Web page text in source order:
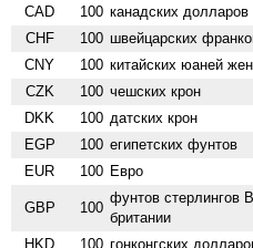
CAD 100 канадских долларов
CHF 100 швейцарских
CNY 100 китайских юаней
CZK 100 чешских крон
DKK 100 датских крон
EGP 100 египетских фунтов
EUR 100 Евро
GBP 100
фунтов стерлингов
британии
HKD 100 гонконгских